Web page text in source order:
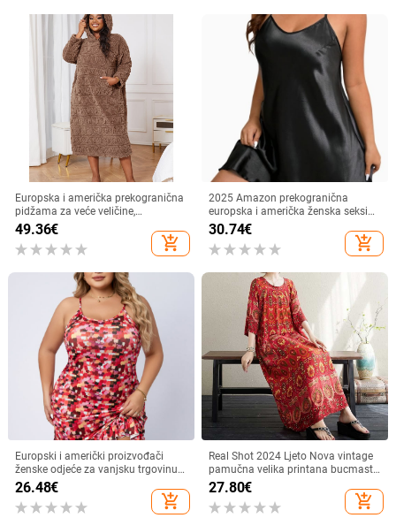
Europska i američka prekogranična
pidžama za veće veličine,
baršunasta jesensko-zimska
kombinezon s kapuljačom,
spavaćica, kućna odjeća, smeđa
49.36€
add_shopping_cart
2025 Amazon prekogranična
europska i američka ženska seksi
satenska haljina s otvorenim
leđima za žene većih veličina
30.74€
add_shopping_cart
Europski i američki proizvođači
ženske odjeće za vanjsku trgovinu -
visokokvalitetna haljina s
naramenicama od špageta,
rastezljiva i udobna, s nabranim
26.48€
add_shopping_cart
Real Shot 2024 Ljeto Nova vintage
pamučna velika printana bucmasta
ženska široka haljina u etničkom
stilu
27.80€
add_shopping_cart